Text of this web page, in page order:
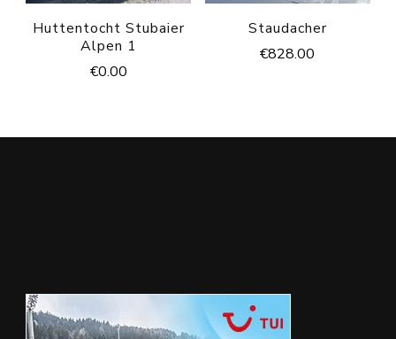
Huttentocht Stubaier
Alpen 1
€0.00
Staudacher
€828.00